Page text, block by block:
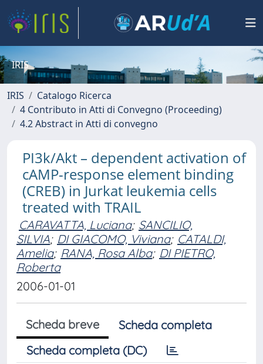
IRIS
IRIS
Catalogo Ricerca
4 Contributo in Atti di Convegno (Proceeding)
4.2 Abstract in Atti di convegno
PI3k/Akt – dependent activation of
cAMP-response element binding
(CREB) in Jurkat leukemia cells
treated with TRAIL
CARAVATTA, Luciana; SANCILIO,
SILVIA; DI GIACOMO, Viviana; CATALDI,
Amelia; RANA, Rosa Alba; DI PIETRO,
Roberta
2006-01-01
Scheda breve
Scheda completa
Scheda completa (DC)